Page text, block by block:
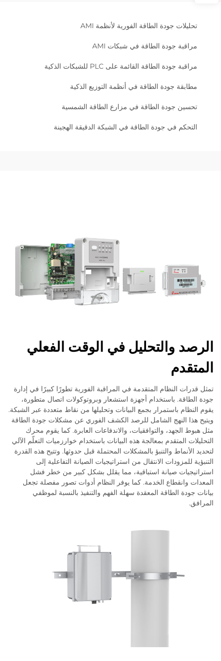
تحليلات جودة الطاقة الفورية لأنظمة AMI
مراقبة جودة الطاقة في شبكات AMI
مراقبة جودة الطاقة القائمة على PLC للشبكات الذكية
مطابقة جودة الطاقة في أنظمة التوزيع الذكية
تحسين جودة الطاقة في مزارع الطاقة الشمسية
التحكم في جودة الطاقة في الشبكة الدقيقة الهجينة
الرصد والتحليل في الوقت الفعلي
المتقدم
تمثل قدرات النظام المتقدمة في المراقبة الفورية تطورًا كبيرًا في إدارة
جودة الطاقة. باستخدام أجهزة استشعار وبروتوكولات اتصال متطورة،
يقوم النظام باستمرار بجمع البيانات وتحليلها من نقاط متعددة عبر الشبكة.
ويتيح هذا النهج الشامل للرصد الكشف الفوري عن مشكلات جودة الطاقة
مثل هبوط الجهد، والتوافقيات، والاندفاعات العابرة. كما يقوم محرك
التحليلات المتقدم بمعالجة هذه البيانات باستخدام خوارزميات التعلّم الآلي
لتحديد الأنماط والتنبؤ بالمشكلات المحتملة قبل حدوثها. وتتيح هذه القدرة
التنبؤية للمزودات الانتقال من استراتيجيات الصيانة التفاعلية إلى
استراتيجيات صيانة استباقية، مما يقلل بشكل كبير من خطر فشل
المعدات وانقطاع الخدمة. كما يوفر النظام أدوات تصور مفصلة تجعل
بيانات جودة الطاقة المعقدة سهلة الفهم والتنفيذ بالنسبة لموظفي
المرافق.